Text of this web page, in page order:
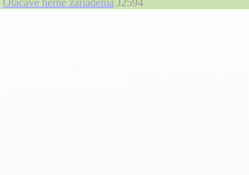
Otáčavé herné zariadenia J2594